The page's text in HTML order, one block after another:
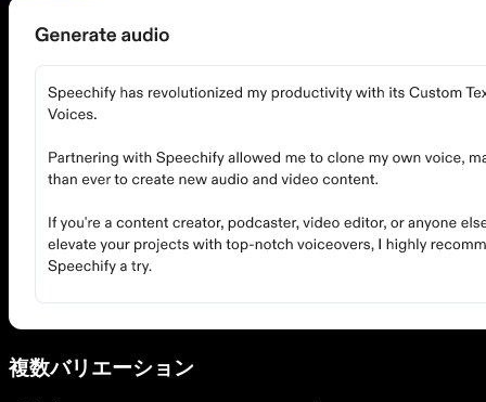
複数バリエーション